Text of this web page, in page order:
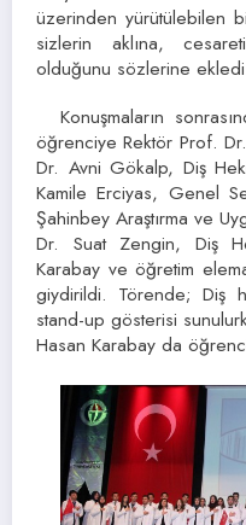
üzerinden yürütülebilen
sizlerin aklına,
olduğunu sözlerine
Konuşmaların
öğrenciye Rektör Prof.
Dr. Avni Gökalp, Diş
Kamile Erciyas, Genel
Şahinbey Araştırma ve
Dr. Suat Zengin, Diş
Karabay ve öğretim
giydirildi. Törende; Diş
stand-up gösterisi
Hasan Karabay da